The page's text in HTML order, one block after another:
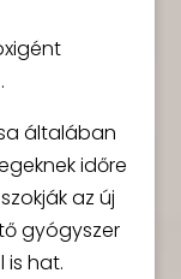
általában
időre
az új
gyógyszer
is hat.